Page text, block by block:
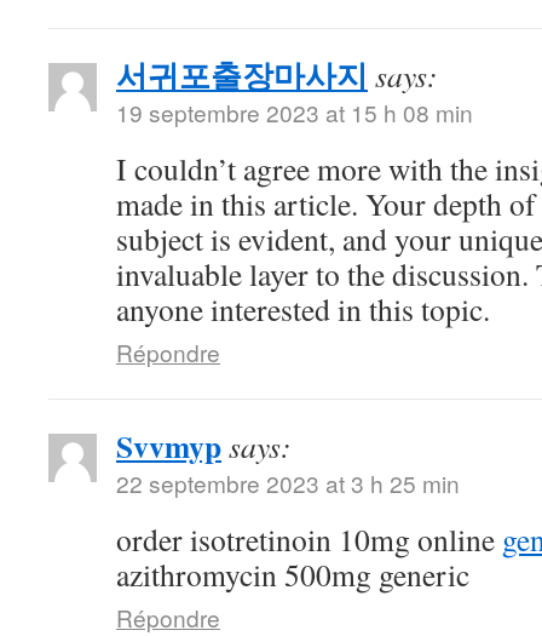
서귀포출장마사지 says:
19 septembre 2023 at 15 h 08 min
I couldn’t agree more with the
made in this article. Your depth
subject is evident, and your
invaluable layer to the
anyone interested in this topic.
Répondre
Svvmypsays:
22 septembre 2023 at 3 h 25 min
order isotretinoin 10mg online
azithromycin 500mg generic
Répondre